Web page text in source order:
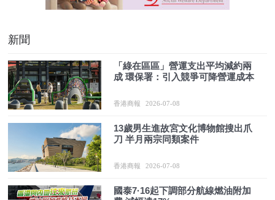
新聞
「綠在區區」營運支出平均減約兩
成 環保署：引入競爭可降營運成本
香港商報 2026-07-08
13歲男生進故宮文化博物館搜出爪
刀 半月兩宗同類案件
香港商報 2026-07-08
國泰7·16起下調部分航線燃油附加